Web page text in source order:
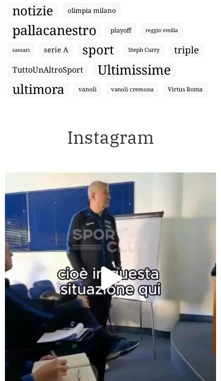
notizie olimpia milano
pallacanestro playoff reggio emilia
sassari serie A sport Steph Curry triple
TuttoUnAltroSport Ultimissime
ultimora vanoli vanoli cremona Virtus Roma
Instagram